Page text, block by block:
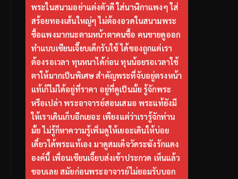
พระในสนามอย่าแต่งตัวดี ใส่นาฬิกาแพงๆ ใส่
สร้อยทองเส้นใหญ่ๆ ไม่ต้องอวดในสนามพระ
ซื้อแพงมากนะตามหน้าตาคนซื้อ คนขายดูออก
ทำแบบเซียนเจี๊ยบเด็กรับใช้ ได้ของถูกแต่เรา
ต้องรอเวลา ทุนหนาได้ก่อน ทุนน้อยรอเวลาใช้
ตาให้มากเป็นพิเศษ สำคัญพระที่จับอยู่ตรงหน้า
แท้เก๊ไม่ได้อยู่ที่ราคา อยู่ที่ดูเป็นมั้ย รู้จักพระ
หรือเปล่า พระอาจารย์สอนเสมอ พระแท้ยังมี
ให้เราเดินเก็บอีกเยอะ เพียงแต่ว่าเรารู้จักท่าน
มั้ย ไม่รู้ก็หาความรู้เพิ่มดูให้เยอะเดินให้บ่อย
เดี๋ยวได้พระแท้เอง มาดูสมเด็จวัดระฆังรักแดง
องค์นี้ เพื่อนเซียนเจี๊ยบส่งเข้าประกวด เห็นแล้ว
ชอบเลย สมัยก่อนพระอาจารย์ไม่ยอมรับบอก